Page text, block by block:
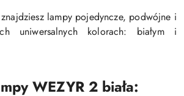
lampy pojedyncze, podwójne i
uniwersalnych kolorach: białym i
WEZYR 2 biała: